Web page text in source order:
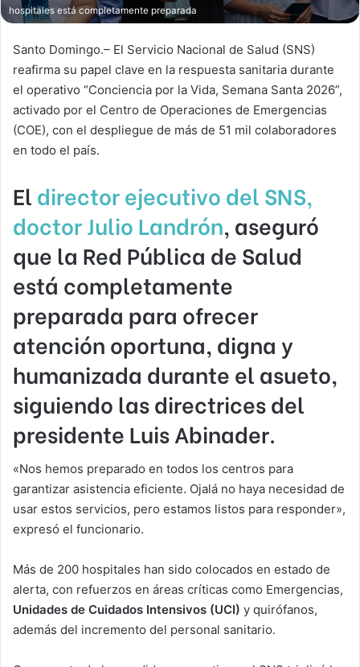
hospitales está completamente preparada
Santo Domingo.– El Servicio Nacional de Salud (SNS)
reafirma su papel clave en la respuesta sanitaria durante
el operativo “Conciencia por la Vida, Semana Santa 2026”,
activado por el Centro de Operaciones de Emergencias
(COE), con el despliegue de más de 51 mil colaboradores
en todo el país.
El director ejecutivo del SNS,
doctor Julio Landrón, aseguró
que la Red Pública de Salud
está completamente
preparada para ofrecer
atención oportuna, digna y
humanizada durante el asueto,
siguiendo las directrices del
presidente Luis Abinader.
«Nos hemos preparado en todos los centros para
garantizar asistencia eficiente. Ojalá no haya necesidad de
usar estos servicios, pero estamos listos para responder»,
expresó el funcionario.
Más de 200 hospitales han sido colocados en estado de
alerta, con refuerzos en áreas críticas como Emergencias,
Unidades de Cuidados Intensivos (UCI) y quirófanos,
además del incremento del personal sanitario.